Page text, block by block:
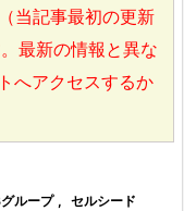
当記事最初の更新
最新の情報と異な
へアクセスするか
ループ , セルシード